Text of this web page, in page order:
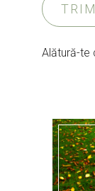
Alătură-te